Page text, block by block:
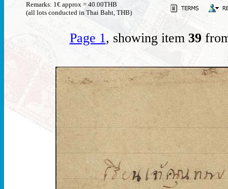
Remarks: 1€ approx = 40.00THB
(all lots conducted in Thai Baht, THB)
Page 1, showing item 39